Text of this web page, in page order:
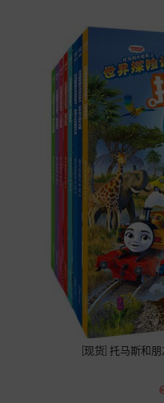
[现货] 托马斯和
价